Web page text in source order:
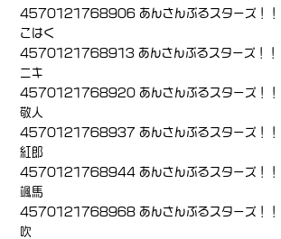
4570121768906 あんさんぶるスターズ！！
こはく
4570121768913 あんさんぶるスターズ！！
ニキ
4570121768920 あんさんぶるスターズ！！
敬人
4570121768937 あんさんぶるスターズ！！
紅郎
4570121768944 あんさんぶるスターズ！！
颯馬
4570121768968 あんさんぶるスターズ！！
吹